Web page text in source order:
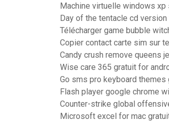
Machine virtuelle windows xp
Day of the tentacle cd
Télécharger game bubble
Copier contact carte sim sur
Candy crush remove queens
Wise care 365 gratuit for
Go sms pro keyboard themes
Flash player google chrome
Counter-strike global
Microsoft excel for mac